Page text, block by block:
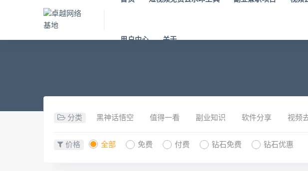
用户中心 关于
分类 黑神话悟空 值得一看 副业知识 软件分享 视频
价格 全部 免费 付费 钻石免费 钻石优惠